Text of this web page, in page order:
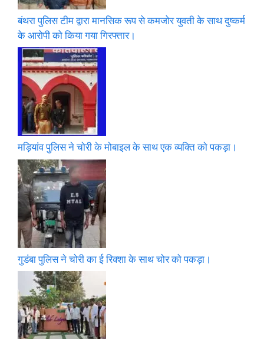
बंथरा पुलिस टीम द्वारा मानसिक रूप से कमजोर युवती के साथ दुष्कर्म
के आरोपी को किया गया गिरफ्तार।
मड़ियांव पुलिस ने चोरी के मोबाइल के साथ एक व्यक्ति को पकड़ा।
गुडंबा पुलिस ने चोरी का ई रिक्शा के साथ चोर को पकड़ा।